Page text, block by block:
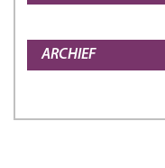
ARCHIEF